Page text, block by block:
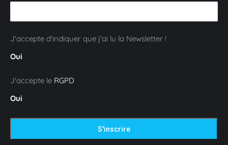
J'accepte d'indiquer que j'ai lu la Newsletter !
Oui
J'accepte le RGPD
Oui